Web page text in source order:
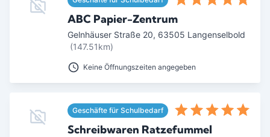
ABC Papier-Zentrum
Gelnhäuser Straße 20, 63505 Langenselbold
(147.51km)
Keine Öffnungszeiten angegeben
Geschäfte für Schulbedarf
Schreibwaren Ratzefummel